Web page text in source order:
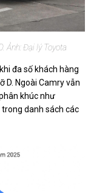
Ảnh: Đại lý Toyota
đa số khách hàng
D. Ngoài Camry vẫn
khúc như
trong danh sách các